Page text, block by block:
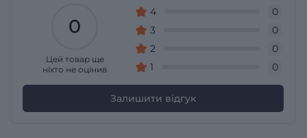
0
Цей товар ще
ніхто не оцінив
4
0
3
0
2
0
1
0
Залишити відгук